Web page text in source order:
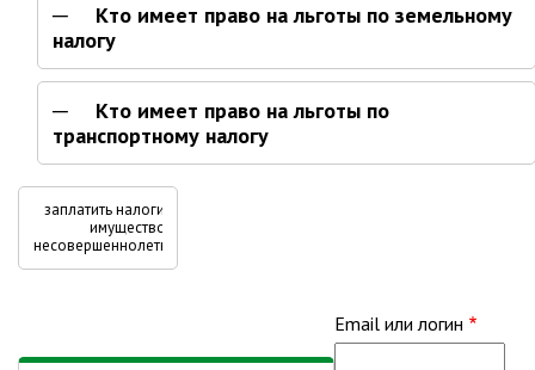
Кто имеет право на льготы по земельному
налогу
Кто имеет право на льготы по
транспортному налогу
Перекрёстные
ссылки
ФНС напоминает, как
заплатить налоги на
имущество за
несовершеннолетних
детей
Email или логин